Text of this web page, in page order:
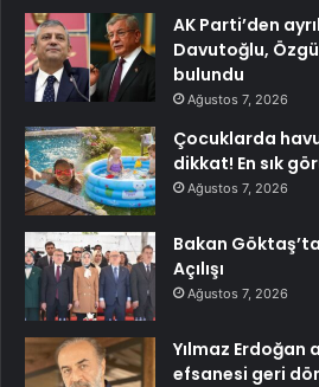
AK Parti’den
Davutoğlu,
bulundu
Ağustos 7, 2026
Çocuklarda
dikkat! En sık
Ağustos 7, 2026
Bakan
Açılışı
Ağustos 7, 2026
Yılmaz Erdoğan
efsanesi geri